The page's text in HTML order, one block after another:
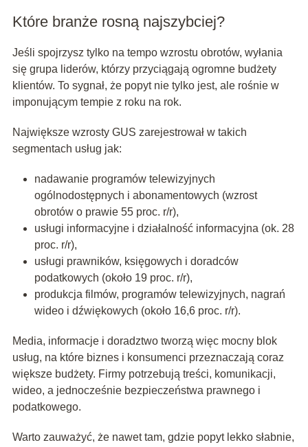
Które branże rosną najszybciej?
Jeśli spojrzysz tylko na tempo wzrostu obrotów, wyłania
się grupa liderów, którzy przyciągają ogromne budżety
klientów. To sygnał, że popyt nie tylko jest, ale rośnie w
imponującym tempie z roku na rok.
Największe wzrosty GUS zarejestrował w takich
segmentach usług jak:
nadawanie programów telewizyjnych
ogólnodostępnych i abonamentowych (wzrost
obrotów o prawie 55 proc. r/r),
usługi informacyjne i działalność informacyjna (ok. 28
proc. r/r),
usługi prawników, księgowych i doradców
podatkowych (około 19 proc. r/r),
produkcja filmów, programów telewizyjnych, nagrań
wideo i dźwiękowych (około 16,6 proc. r/r).
Media, informacje i doradztwo tworzą więc mocny blok
usług, na które biznes i konsumenci przeznaczają coraz
większe budżety. Firmy potrzebują treści, komunikacji,
wideo, a jednocześnie bezpieczeństwa prawnego i
podatkowego.
Warto zauważyć, że nawet tam, gdzie popyt lekko słabnie,